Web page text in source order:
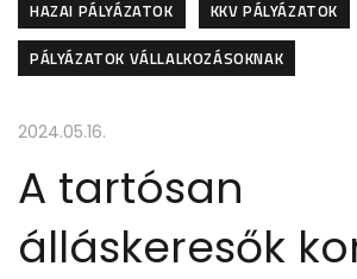
HAZAI PÁLYÁZATOK
KKV PÁLYÁZATOK
PÁLYÁZATOK VÁLLALKOZÁSOKNAK
2024.05.16.
A tartósan
álláskeresők